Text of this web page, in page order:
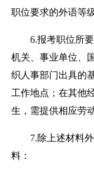
职位要求的外语等
6.报考职位所
机关、事业单位、
织人事部门出具的
工作地点；在其他
生，需提供相应劳
7.除上述材料
料：